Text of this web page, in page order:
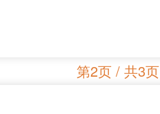
第2页 / 共3页